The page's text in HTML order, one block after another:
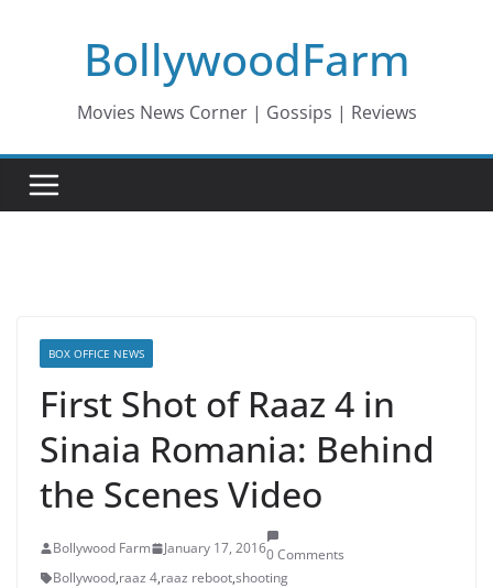
BollywoodFarm
Movies News Corner | Gossips | Reviews
BOX OFFICE NEWS
First Shot of Raaz 4 in
Sinaia Romania: Behind
the Scenes Video
Bollywood Farm January 17, 20160 Comments
Bollywood,raaz 4,raaz reboot,shooting